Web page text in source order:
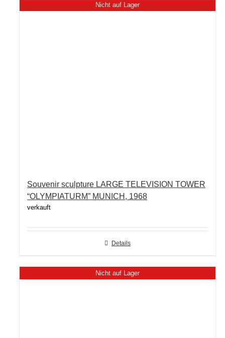
Nicht auf Lager
Souvenir sculpture LARGE TELEVISION TOWER
“OLYMPIATURM” MUNICH, 1968
verkauft
Details
Nicht auf Lager